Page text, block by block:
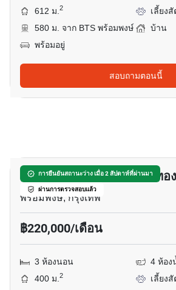
612 ม.2
เลี้ยง
580 ม. จาก BTS พร้อมพงษ์
บ้าน
พร้อมอยู่
สอบถามตอนนี้
การยืนยันสถานะว่าง เมื่อ 2 สัปดาห์ที่ผ่านมา
ผ่านการตรวจสอบแล้ว
บ้าน 3-ห้องนอน ใกล้ BTS ทอ
พร้อมพงษ์, กรุงเทพ
฿220,000/เดือน
3 ห้องนอน
4 ห้อง
400 ม.2
เลี้ยง